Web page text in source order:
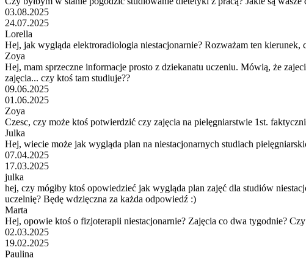
03.08.2025
24.07.2025
Lorella
Hej, jak wygląda elektroradiologia niestacjonarnie? Rozważam ten
Zoya
Hej, mam sprzeczne informacje prosto z dziekanatu uczeniu. Mówią, że
zajęcia... czy ktoś tam studiuje??
09.06.2025
01.06.2025
Zoya
Czesc, czy może ktoś potwierdzić czy zajęcia na pielęgniarstwie 1st.
Julka
Hej, wiecie może jak wygląda plan na niestacjonarnych studiach
07.04.2025
17.03.2025
julka
hej, czy mógłby ktoś opowiedzieć jak wygląda plan zajęć dla studiów
uczelnię? Będę wdzięczna za każda odpowiedź :)
Marta
Hej, opowie ktoś o fizjoterapii niestacjonarnie? Zajęcia co dwa tygodnie?
02.03.2025
19.02.2025
Paulina